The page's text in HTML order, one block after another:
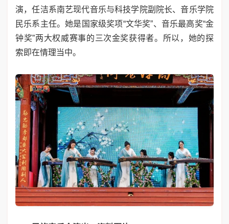
演，任洁系南艺现代音乐与科技学院副院长、音乐学院
民乐系主任。她是国家级奖项“文华奖”、音乐最高奖“金
钟奖”两大权威赛事的三次金奖获得者。所以，她的探
索即在情理当中。